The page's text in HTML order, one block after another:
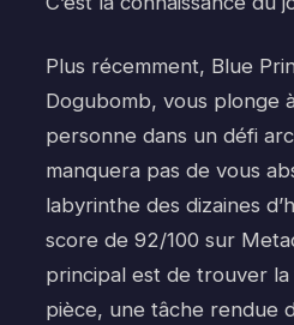
Plus récemment, Blue
Dogubomb, vous plonge
personne dans un défi
manquera pas de vous
labyrinthe des dizaines
score de 92/100 sur
principal est de trouver
pièce, une tâche rendue